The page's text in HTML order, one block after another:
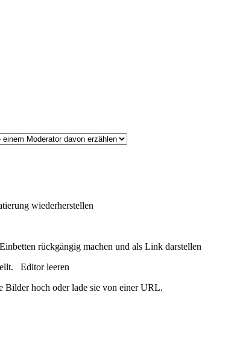
wiederherstellen
Einbetten rückgängig machen und als Link darstellen
Editor leeren
hoch oder lade sie von einer URL.